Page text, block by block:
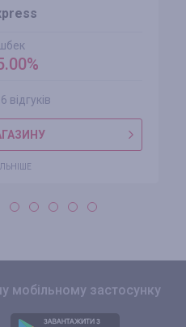
відгуків
мобільному застосунку